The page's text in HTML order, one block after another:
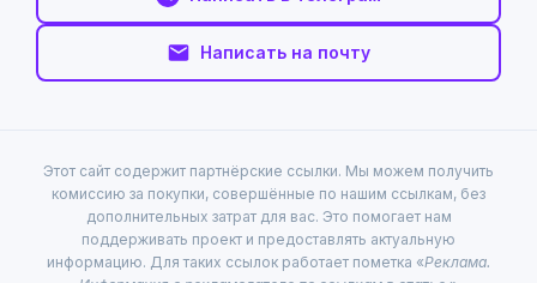
Написать на почту
Этот сайт содержит партнёрские ссылки. Мы можем получить
комиссию за покупки, совершённые по нашим ссылкам, без
дополнительных затрат для вас. Это помогает нам
поддерживать проект и предоставлять актуальную
информацию. Для таких ссылок работает пометка «Реклама.